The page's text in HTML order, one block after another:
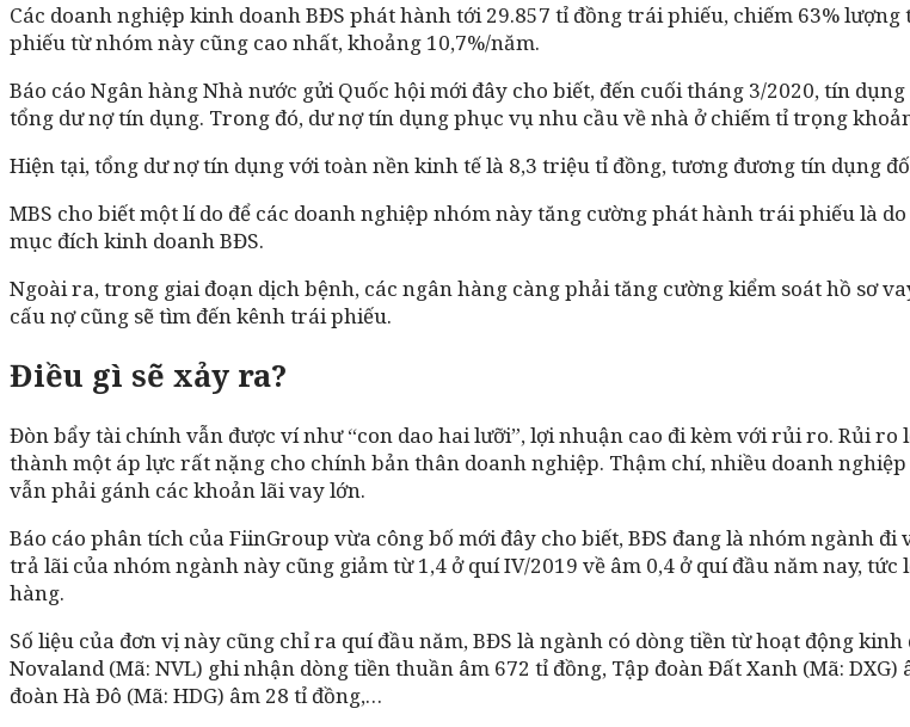
Các doanh nghiệp kinh doanh BĐS phát hành tới 29.857 tỉ đồng trái phiếu, chiếm 63%
phiếu từ nhóm này cũng cao nhất, khoảng 10,7%/năm.
Báo cáo Ngân hàng Nhà nước gửi Quốc hội mới đây cho biết, đến cuối tháng 3/2020, tín
tổng dư nợ tín dụng. Trong đó, dư nợ tín dụng phục vụ nhu cầu về nhà ở chiếm tỉ trọng
Hiện tại, tổng dư nợ tín dụng với toàn nền kinh tế là 8,3 triệu tỉ đồng, tương đương tín dụng
MBS cho biết một lí do để các doanh nghiệp nhóm này tăng cường phát hành trái phiếu là
mục đích kinh doanh BĐS.
Ngoài ra, trong giai đoạn dịch bệnh, các ngân hàng càng phải tăng cường kiểm soát hồ sơ
cấu nợ cũng sẽ tìm đến kênh trái phiếu.
Điều gì sẽ xảy ra?
Đòn bẩy tài chính vẫn được ví như “con dao hai lưỡi”, lợi nhuận cao đi kèm với rủi ro. Rủi
thành một áp lực rất nặng cho chính bản thân doanh nghiệp. Thậm chí, nhiều doanh
vẫn phải gánh các khoản lãi vay lớn.
Báo cáo phân tích của FiinGroup vừa công bố mới đây cho biết, BĐS đang là nhóm ngành
trả lãi của nhóm ngành này cũng giảm từ 1,4 ở quí IV/2019 về âm 0,4 ở quí đầu năm nay,
hàng.
Số liệu của đơn vị này cũng chỉ ra quí đầu năm, BĐS là ngành có dòng tiền từ hoạt động
Novaland (Mã: NVL) ghi nhận dòng tiền thuần âm 672 tỉ đồng, Tập đoàn Đất Xanh (Mã:
đoàn Hà Đô (Mã: HDG) âm 28 tỉ đồng,…